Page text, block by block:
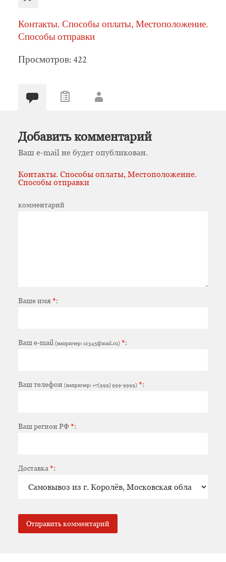
Контакты. Способы оплаты, Местоположение.
Способы отправки
Просмотров: 422
Добавить комментарий
Ваш e-mail не будет опубликован.
Контакты. Способы оплаты, Местоположение.
Способы отправки
комментарий
Ваше имя*:
Ваш e-mail (например: 12345@mail.ru) *:
Ваш телефон (например: +7(999) 999-9999) *:
Ваш регион РФ*:
Доставка *: